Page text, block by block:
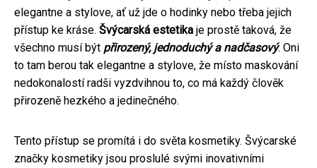
elegantne a stylove, ať už jde o hodinky nebo třeba jejich
přístup ke kráse. Švýcarská estetika je prostě taková, že
všechno musí být přirozený, jednoduchý a nadčasový. Oni
to tam berou tak elegantne a stylove, že místo maskování
nedokonalostí radši vyzdvihnou to, co má každý člověk
přirozeně hezkého a jedinečného.
Tento přístup se promítá i do světa kosmetiky. Švýcarské
značky kosmetiky jsou proslulé svými inovativními